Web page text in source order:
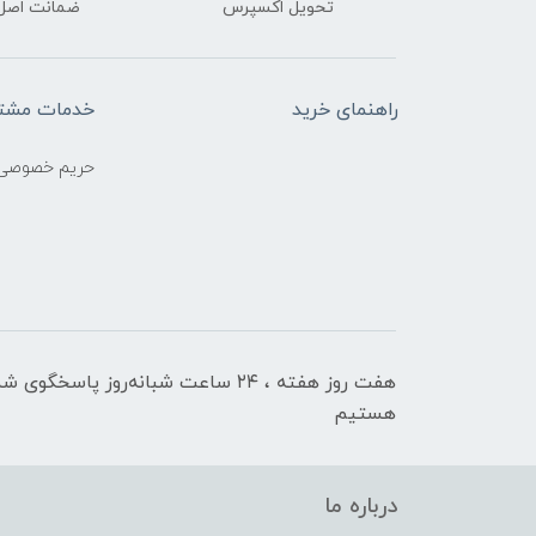
تحویل اکسپرس ضمانت
راهنمای خرید خدمات
حریم
هفت روز هفته ، ۲۴ ساعت شبانه‌روز پاسخگوی
هستیم
درباره ما